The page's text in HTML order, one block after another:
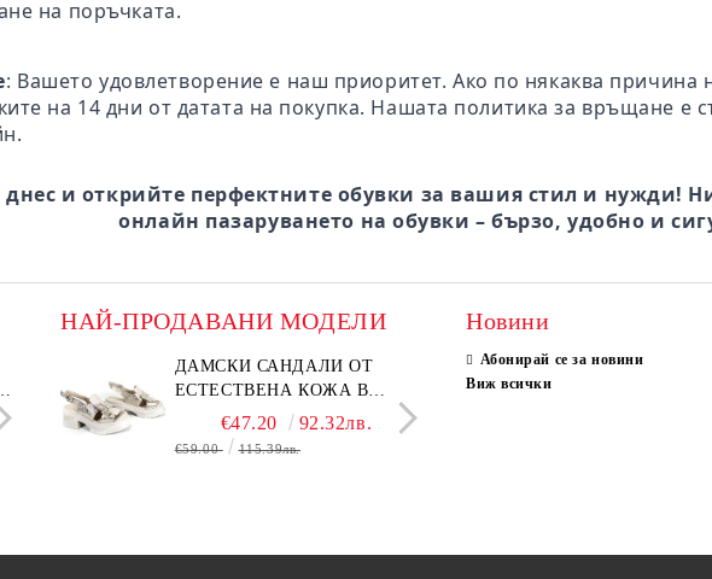
на поръчката.
: Вашето удовлетворение е наш приоритет. Ако по някаква
на 14 дни от датата на покупка. Нашата политика за връщане е
и открийте перфектните обувки за вашия стил и нужди!
онлайн пазаруването на обувки – бързо, удобно и
Дамски мокасини от
естествен велур в тъмнокафяв
цвят – Vero Lume
€65.00 127.13лв.
Дамски сандали от
велур в светло кафяво
НАЙ-ПРОДАВАНИ МОДЕЛИ
ДАМСКИ САНДАЛИ ОТ
ЕСТЕСТВЕНА КОЖА В
БЕЖОВО– МОДЕЛ NOVA.
€47.20 92.32лв.
€59.00 115.39лв.
ELIA MOVE – БЕЛИ
ДАМСКИ ЛЕТНИ
Новини
Абонирай се за новини
Виж всички